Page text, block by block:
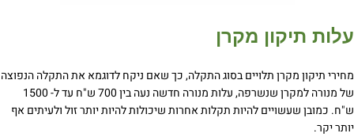
עלות תיקון מקרן
מחירי תיקון מקרן תלויים בסוג התקלה, כך שאם ניקח לדוגמא את התקלה הנפוצה
של מנורה למקרן שנשרפה, עלות מנורה חדשה נעה בין 700 ש"ח עד ל- 1500
ש"ח. כמובן שעשויים להיות תקלות אחרות שיכולות להיות יותר זול ולעיתים אף
יותר יקר.